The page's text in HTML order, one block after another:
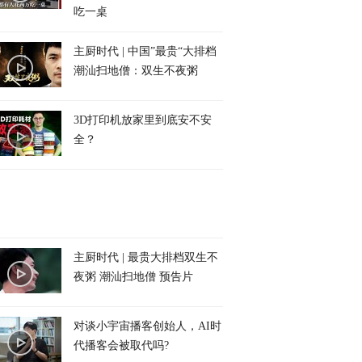
吃一桌
主厨时代 | 中国”最贵“大排档
潮汕扫地僧：双生不夜粥
3D打印机放家里到底安不安
全？
主厨时代 | 最贵大排档双生不
夜粥 潮汕扫地僧 预告片
对谈小宇宙播客创始人，AI时
代播客会被取代吗?